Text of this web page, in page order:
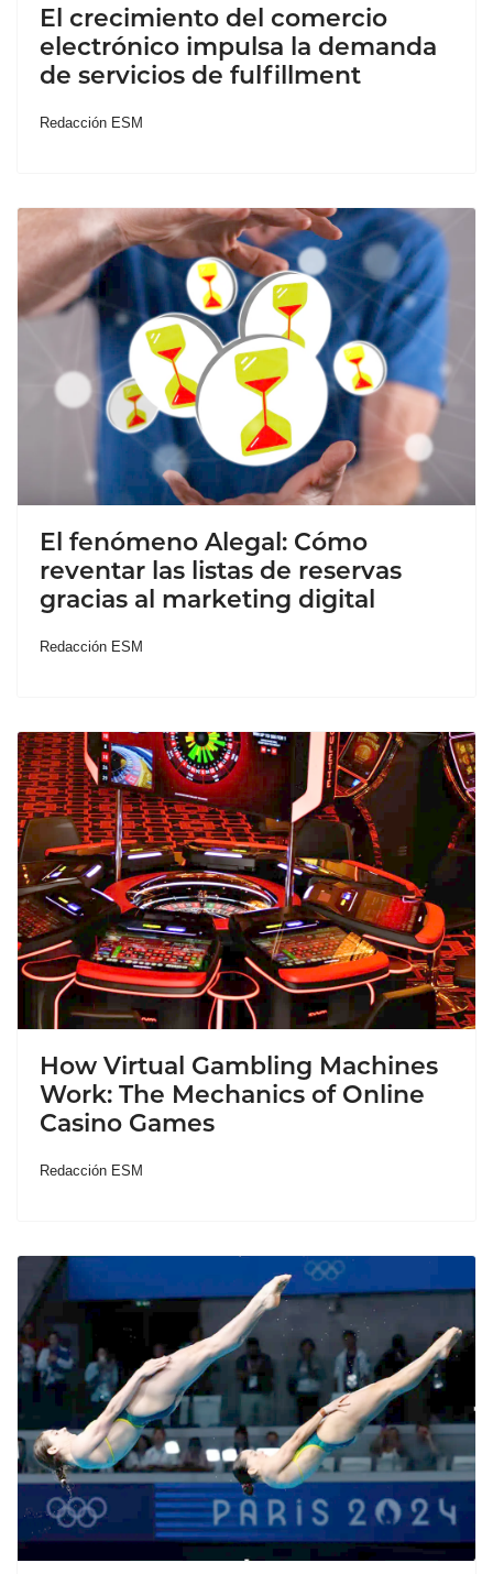
El crecimiento del comercio
electrónico impulsa la demanda
de servicios de fulfillment
Redacción ESM
El fenómeno Alegal: Cómo
reventar las listas de reservas
gracias al marketing digital
Redacción ESM
How Virtual Gambling Machines
Work: The Mechanics of Online
Casino Games
Redacción ESM